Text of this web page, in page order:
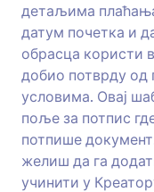
детаљима
датум почетка и
обрасца користи
добио потврду од
условима. Овај
поље за потпис
потпише
желиш да га
учинити у
Salesforce,
можеш
са тим
интеграција.
овлашћења тако
прилагођеног
Образац за